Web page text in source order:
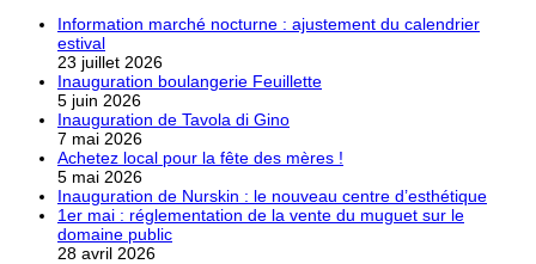
Information marché nocturne : ajustement du calendrier
estival
23 juillet 2026
Inauguration boulangerie Feuillette
5 juin 2026
Inauguration de Tavola di Gino
7 mai 2026
Achetez local pour la fête des mères !
5 mai 2026
Inauguration de Nurskin : le nouveau centre d’esthétique
1er mai : réglementation de la vente du muguet sur le
domaine public
28 avril 2026